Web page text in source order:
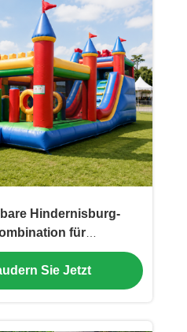
Hindernisburg-
für
Sie Jetzt